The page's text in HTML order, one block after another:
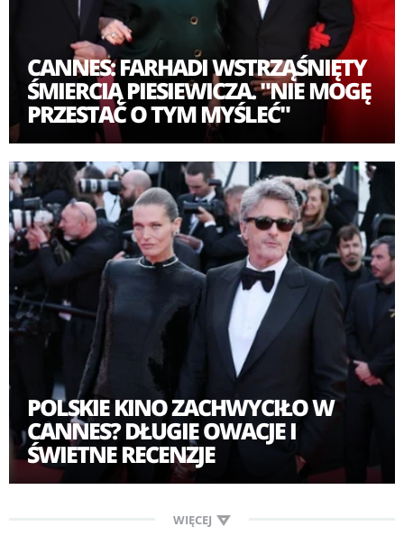
CANNES: FARHADI WSTRZĄŚNIĘTY
ŚMIERCIĄ PIESIEWICZA. "NIE MOGĘ
PRZESTAĆ O TYM MYŚLEĆ"
POLSKIE KINO ZACHWYCIŁO W
CANNES? DŁUGIE OWACJE I
ŚWIETNE RECENZJE
WIĘCEJ